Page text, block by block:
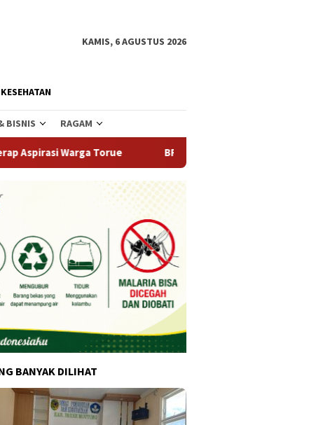
KAMIS, 6 AGUSTUS 2026
KESEHATAN
BISNIS RAGAM
Torue BRIDA Sulteng dan BI Gandeng Mahasiswa
BANYAK DILIHAT